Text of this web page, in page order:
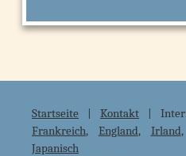
Startseite |Kontakt |
Frankreich, England, Irland
Japanisch